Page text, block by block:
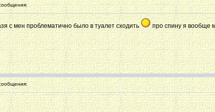
с мен проблематично было в туалет сходить про спину я вообще